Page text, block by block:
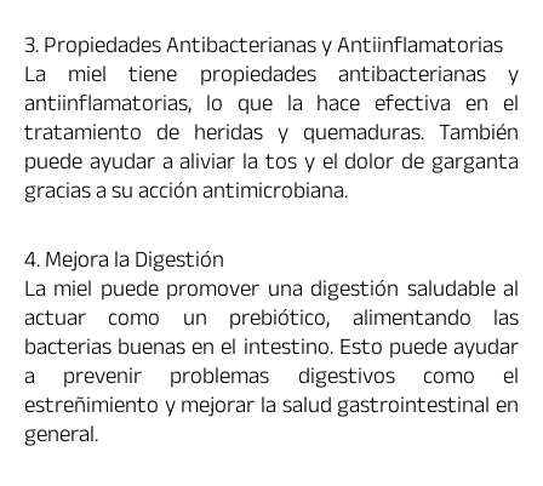
3. Propiedades Antibacterianas y Antiinflamatorias
La miel tiene propiedades antibacterianas y
antiinflamatorias, lo que la hace efectiva en el
tratamiento de heridas y quemaduras. También
puede ayudar a aliviar la tos y el dolor de garganta
gracias a su acción antimicrobiana.
4. Mejora la Digestión
La miel puede promover una digestión saludable al
actuar como un prebiótico, alimentando las
bacterias buenas en el intestino. Esto puede ayudar
a prevenir problemas digestivos como el
estreñimiento y mejorar la salud gastrointestinal en
general.